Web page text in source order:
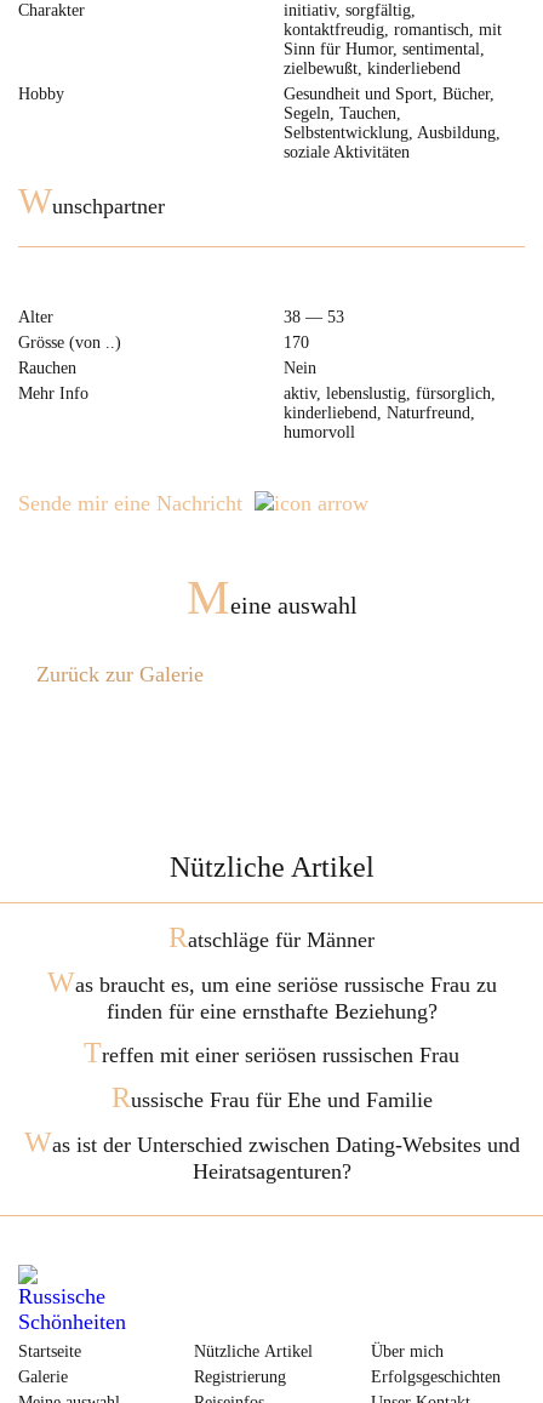
Charakter
initiativ, sorgfältig,
kontaktfreudig, romantisch, mit
Sinn für Humor, sentimental,
zielbewußt, kinderliebend
Hobby
Gesundheit und Sport, Bücher,
Segeln, Tauchen,
Selbstentwicklung, Ausbildung,
soziale Aktivitäten
Wunschpartner
Alter
38 — 53
Grösse (von ..)
170
Rauchen
Nein
Mehr Info
aktiv, lebenslustig, fürsorglich,
kinderliebend, Naturfreund,
humorvoll
Sende mir eine Nachricht
Meine auswahl
Zurück zur Galerie
Nützliche Artikel
Ratschläge für Männer
Was braucht es, um eine seriöse russische Frau zu
finden für eine ernsthafte Beziehung?
Treffen mit einer seriösen russischen Frau
Russische Frau für Ehe und Familie
Was ist der Unterschied zwischen Dating-Websites und
Heiratsagenturen?
Startseite
Galerie
Nützliche Artikel
Registrierung
Über mich
Erfolgsgeschichten